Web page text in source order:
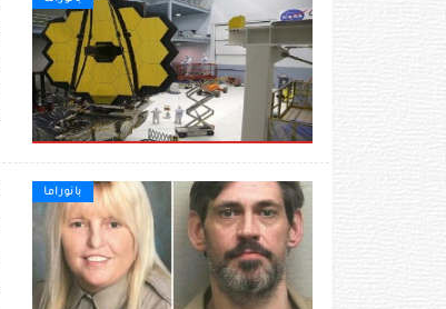
بانوراما